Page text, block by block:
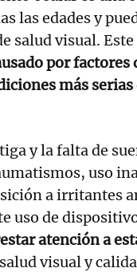
las edades y
salud visual.
por
más
y la falta de
uso
a irritantes
uso de
atención a
visual y